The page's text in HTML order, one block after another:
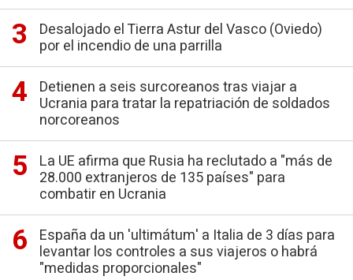
Desalojado el Tierra Astur del Vasco (Oviedo)
por el incendio de una parrilla
Detienen a seis surcoreanos tras viajar a
Ucrania para tratar la repatriación de soldados
norcoreanos
La UE afirma que Rusia ha reclutado a "más de
28.000 extranjeros de 135 países" para
combatir en Ucrania
España da un 'ultimátum' a Italia de 3 días para
levantar los controles a sus viajeros o habrá
"medidas proporcionales"